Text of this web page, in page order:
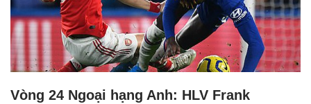
Vòng 24 Ngoại hạng Anh: HLV Frank